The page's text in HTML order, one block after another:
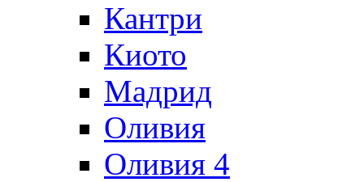
Кантри
Киото
Мадрид
Оливия
Оливия 4